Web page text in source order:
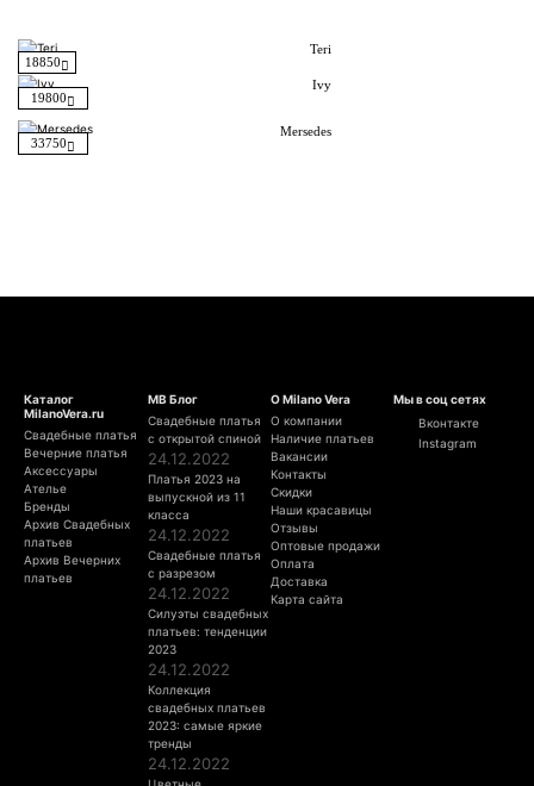
18850
Teri
19800
Ivy
33750
Mersedes
Каталог
MilanoVera.ru
Свадебные платья
Вечерние платья
Аксессуары
Ателье
Бренды
Архив Свадебных
платьев
Архив Вечерних
платьев
МВ Блог
Свадебные платья
с открытой спиной
24.12.2022
Платья 2023 на
выпускной из 11
класса
24.12.2022
Свадебные платья
с разрезом
24.12.2022
Силуэты свадебных
платьев: тенденции
2023
24.12.2022
Коллекция
свадебных платьев
2023: самые яркие
тренды
24.12.2022
О Milano Vera
О компании
Наличие платьев
Вакансии
Контакты
Скидки
Наши красавицы
Отзывы
Оптовые продажи
Оплата
Доставка
Карта сайта
Мы в соц сетях
Вконтакте
Instagram